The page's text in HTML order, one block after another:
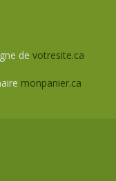
de votresite.ca
monpanier.ca